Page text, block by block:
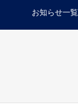
お知らせ一覧